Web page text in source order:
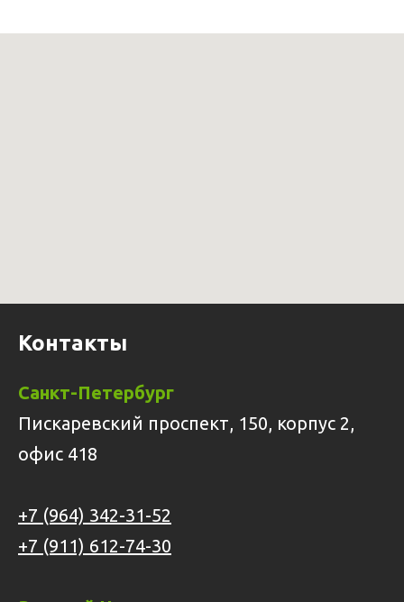
Контакты
Санкт-Петербург
Пискаревский проспект, 150, корпус 2,
офис 418
+7 (964) 342-31-52
+7 (911) 612-74-30